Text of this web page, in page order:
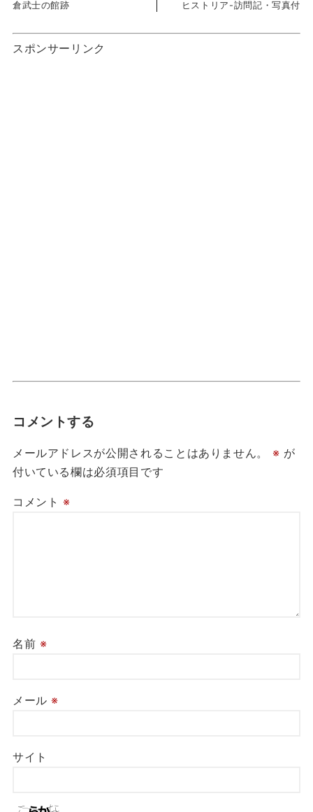
倉武士の館跡 ヒストリア-訪問記・写真付
スポンサーリンク
コメントする
メールアドレスが公開されることはありません。 ※ が
付いている欄は必須項目です
コメント ※
名前 ※
メール ※
サイト